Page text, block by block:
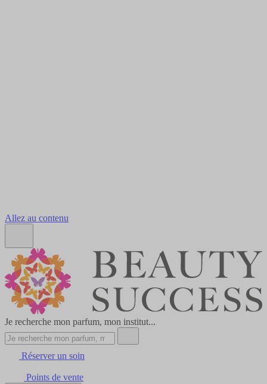
Allez au contenu
Je recherche mon parfum, mon institut...
Réserver un soin
Points de vente